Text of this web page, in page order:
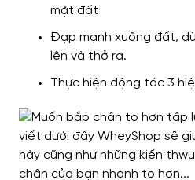
mặt đất
Đạp mạnh xuống đất,
lên và thở ra.
Thực hiện động tác 3